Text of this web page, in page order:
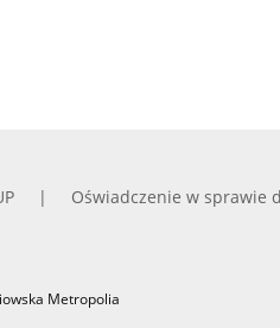
Oświadczenie w sprawie
Metropolia